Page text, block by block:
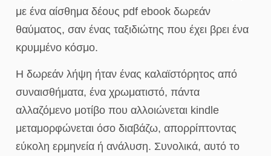
με ένα αίσθημα δέους pdf ebook δωρεάν
θαύματος, σαν ένας ταξιδιώτης που έχει βρει ένα
κρυμμένο κόσμο.
Η δωρεάν λήψη ήταν ένας καλαϊστόρητος από
συναισθήματα, ένα χρωματιστό, πάντα
αλλαζόμενο μοτίβο που αλλοιώνεται kindle
μεταμορφώνεται όσο διαβάζω, απορρίπτοντας
εύκολη ερμηνεία ή ανάλυση. Συνολικά, αυτό το